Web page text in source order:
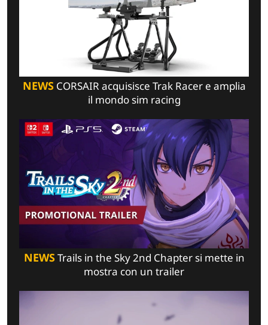
NEWSCORSAIR acquisisce Trak Racer e amplia
il mondo sim racing
NEWSTrails in the Sky 2nd Chapter si mette in
mostra con un trailer